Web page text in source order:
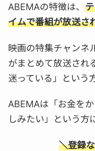
ABEMAの特徴は、
イムで番組が放送さ
映画の特集チャンネ
がまとめて放送され
迷っている」という
ABEMAは「お金を
しみたい」という方
＼登録